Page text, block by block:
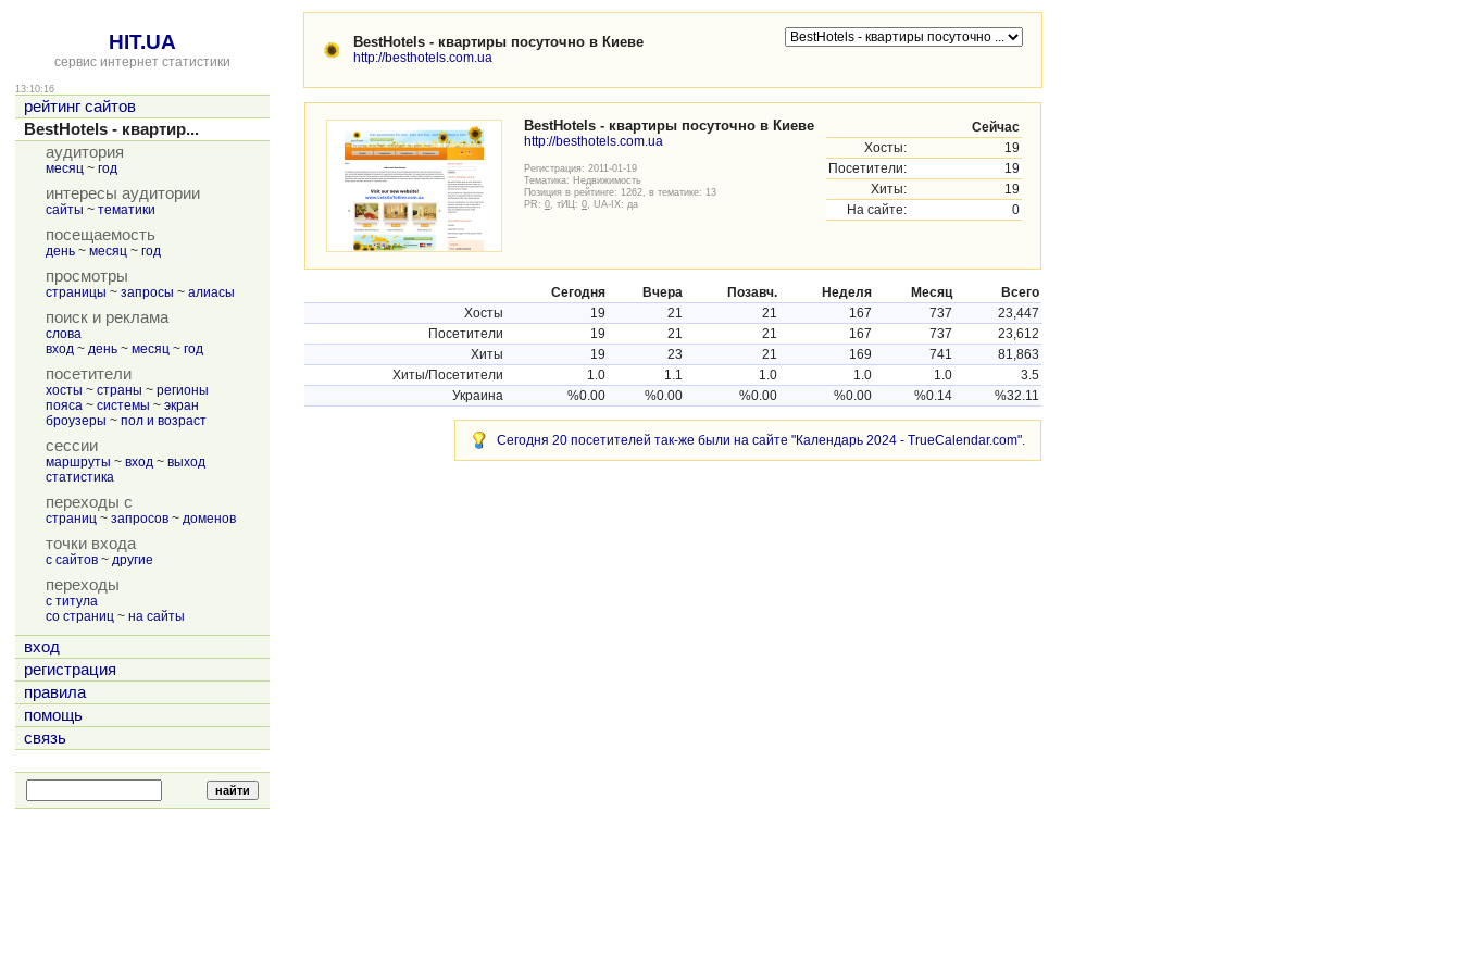
HIT.UA
сервис интернет статистики
13:10:16
рейтинг сайтов
BestHotels - квартир...
аудитория
месяц ~ год
интересы аудитории
сайты ~ тематики
посещаемость
день ~ месяц ~ год
просмотры
страницы ~ запросы ~ алиасы
поиск и реклама
слова
вход ~ день ~ месяц ~ год
посетители
хосты ~ страны ~ регионы
пояса ~ системы ~ экран
броузеры ~ пол и возраст
сессии
маршруты ~ вход ~ выход
статистика
переходы с
страниц ~ запросов ~ доменов
точки входа
с сайтов ~ другие
переходы
с титула
со страниц ~ на сайты
вход
регистрация
правила
помощь
связь
BestHotels - квартиры посуточно в Киеве
http://besthotels.com.ua
BestHotels - квартиры посуточно в Киеве
http://besthotels.com.ua
Регистрация: 2011-01-19
Тематика: Недвижимость
Позиция в рейтинге: 1262, в тематике: 13
PR: 0 , тИЦ: 0 , UA-IX: да
Сейчас
Хосты:
19
Посетители:
19
Хиты:
19
На сайте:
0
Сегодня Вчера Позавч. Неделя Месяц
Всего
Хосты
19 21 21 167 737
23,447
Посетители
19 21 21 167 737
23,612
Хиты
19 23 21 169 741
81,863
Хиты/Посетители
1.0 1.1 1.0 1.0 1.0
3.5
Украина
%0.00 %0.00 %0.00 %0.00 %0.14 %32.11
Сегодня 20 посетителей так-же были на сайте "Календарь 2024 - TrueCalendar.com".